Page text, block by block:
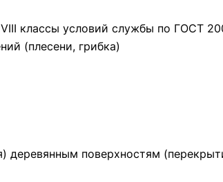
классы условий службы по ГОСТ
(плесени, грибка)
поверхностям